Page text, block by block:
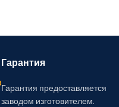
Гарантия
Гарантия предоставляется
заводом изготовителем.